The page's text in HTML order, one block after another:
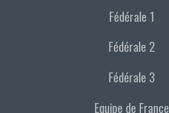
Fédérale 1
Fédérale 2
Fédérale 3
Equipe de France